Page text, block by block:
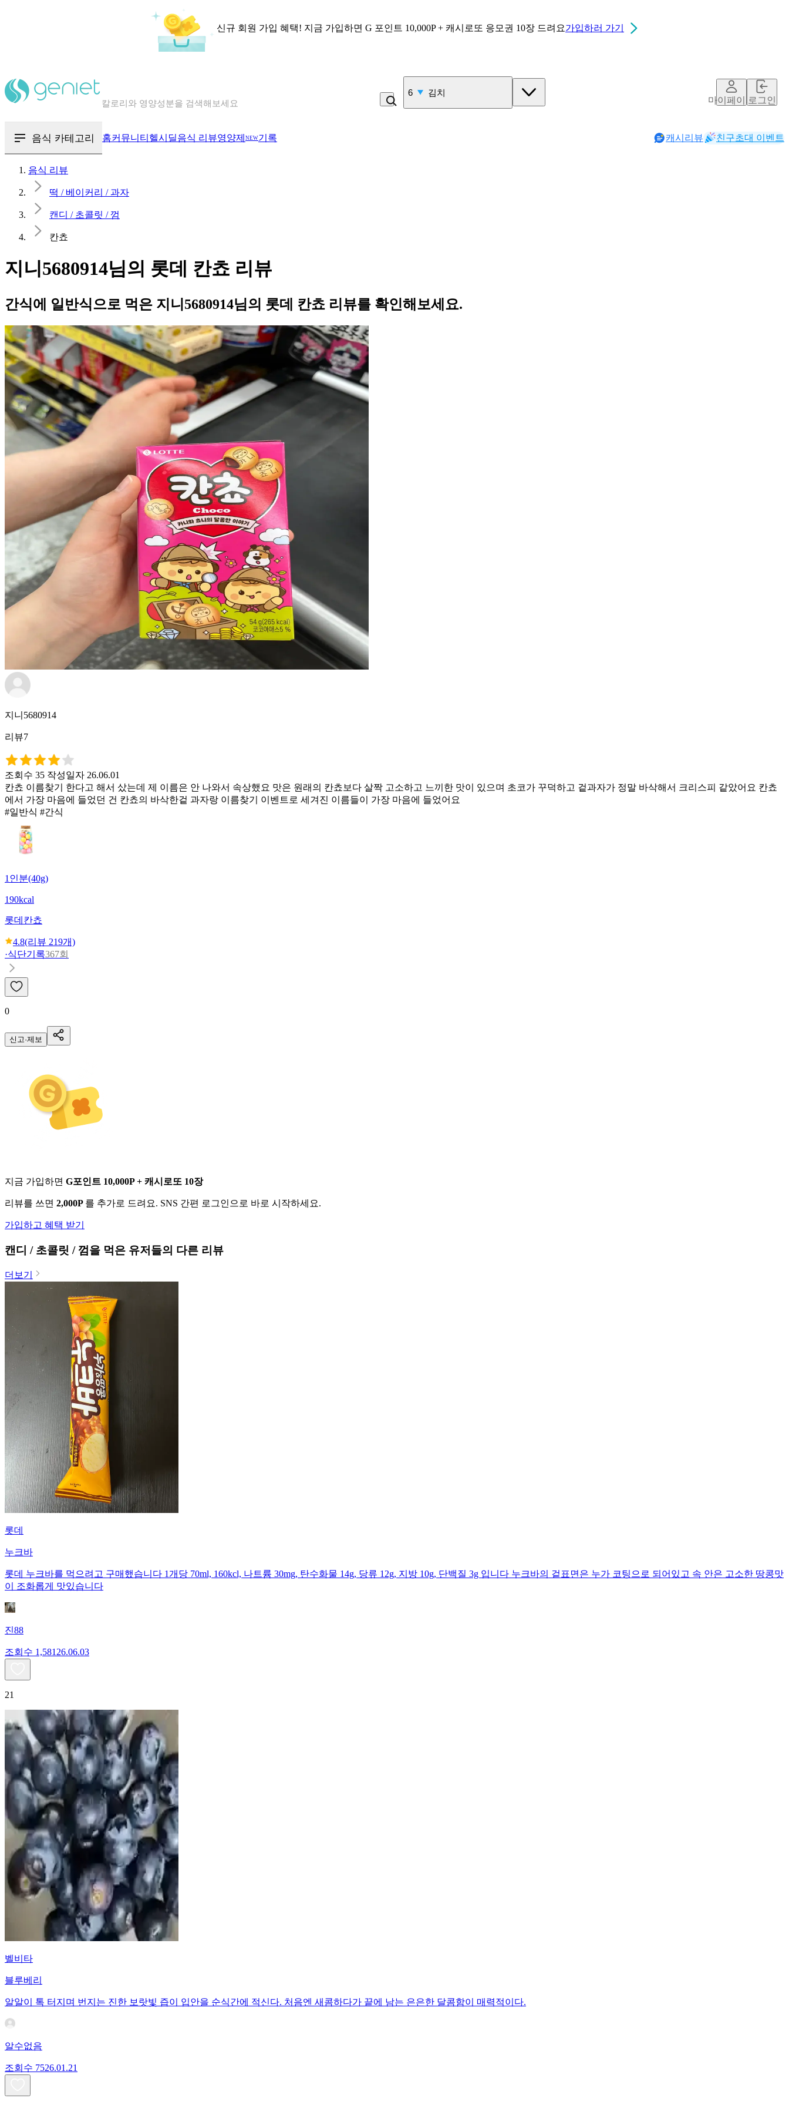
신규 회원 가입 혜택! 지금 가입하면 G 포인트 10,000P + 캐시로또 응모권 10장 드려요가입하러 가기
칼로리와 영양성분을 검색해보세요
7 삼겹살
마이페이지로그인
음식 카테고리 홈커뮤니티 헬시딜음식 리뷰영양제 NEW기록 캐시리뷰 친구초대 이벤트
음식 리뷰
떡 / 베이커리 / 과자
캔디 / 초콜릿 / 껌
칸쵸
지니5680914님의 롯데 칸쵸 리뷰
간식에 일반식으로 먹은 지니5680914님의 롯데 칸쵸 리뷰를 확인해보세요.
지니5680914
리뷰7
조회수 35 작성일자 26.06.01
칸쵸 이름찾기 한다고 해서 샀는데 제 이름은 안 나와서 속상했요 맛은 원래의 칸쵸보다 살짝 고소하고 느끼한 맛이 있으며 초코가 꾸덕하고 겉과자가 정말 바삭해서 크리스피 같았어요 칸쵸
에서 가장 마음에 들었던 건 칸쵸의 바삭한겉 과자랑 이름찾기 이벤트로 세겨진 이름들이 가장 마음에 들었어요
#일반식 #간식
1인분(40g)
190kcal
롯데 칸쵸
4.8(리뷰 219개)
·식단기록367회
0
신고·제보
지금 가입하면 G포인트 10,000P + 캐시로또 10장
리뷰를 쓰면 2,000P 를 추가로 드려요. SNS 간편 로그인으로 바로 시작하세요.
가입하고 혜택 받기
캔디 / 초콜릿 / 껌을 먹은 유저들의 다른 리뷰
더보기
롯데
누크바
롯데 누크바를 먹으려고 구매했습니다 1개당 70ml, 160kcl, 나트륨 30mg, 탄수화물 14g, 당류 12g, 지방 10g, 단백질 3g 입니다 누크바의 겉표면은 누가 코팅으로 되어있고 속 안은 고소한 땅콩맛
이 조화롭게 맛있습니다
진88
조회수 1,581 26.06.03
21
벨비타
블루베리
알알이 톡 터지며 번지는 진한 보랏빛 즙이 입안을 순식간에 적신다. 처음엔 새콤하다가 끝에 남는 은은한 달콤함이 매력적이다.
알수없음
조회수 7526.01.21